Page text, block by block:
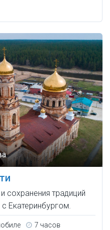
сохранения традиций
Екатеринбургом.
7 часов